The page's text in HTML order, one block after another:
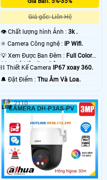
Giá gốc: Liên Hệ
👁 Chất lượng hình Ảnh :3k .
⚛️ Camera Công nghệ :
IP Wifi.
💡 Xem Được Ban Đêm : Full Color
30m Có Màu Ban Ðêm.
⛓ Thiết Kế Camera
IP67 xoay 360.
️🔔 Đặt Điểm :Thu Âm Và Loa.
2110